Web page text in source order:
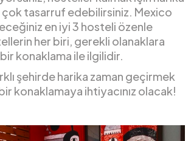
tasarruf edebilirsiniz. Mexico
en iyi 3 hosteli özenle
her biri, gerekli olanaklara
konaklama ile ilgilidir.
şehirde harika zaman geçirmek
konaklamaya ihtiyacınız olacak!